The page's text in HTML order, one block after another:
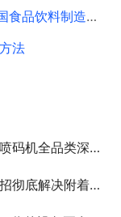
技术峰会暨展览会”
法
品类深度布局？
决附着力难题！